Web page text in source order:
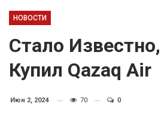
НОВОСТИ
Стало
Купил Qazaq Air
Июн 2, 2024 70 0